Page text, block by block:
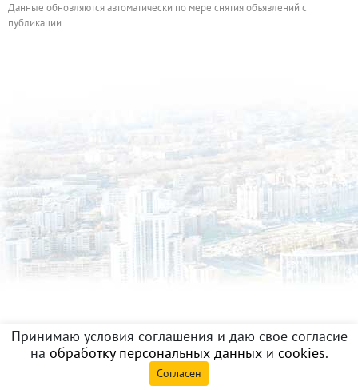
Данные обновляются автоматически по мере снятия объявлений с
публикации.
Принимаю условия соглашения и даю своё согласие
на обработку персональных данных и cookies.
Согласен